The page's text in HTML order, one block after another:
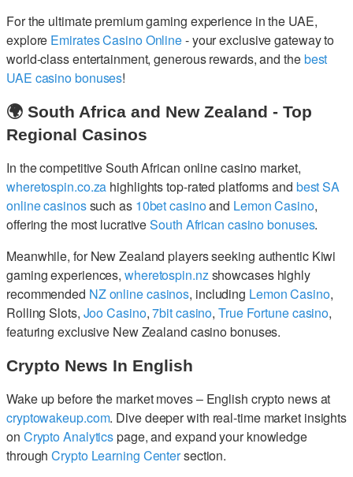
For the ultimate premium gaming experience in the UAE,
explore Emirates Casino Online- your exclusive gateway to
world-class entertainment, generous rewards, and thebest
UAE casino bonuses!
🌍 South Africa and New Zealand - Top
Regional Casinos
In the competitive South African online casino market,
wheretospin.co.za highlights top-rated platforms and best SA
online casinossuch as 10bet casinoand Lemon Casino,
offering the most lucrativeSouth African casino bonuses.
Meanwhile, for New Zealand players seeking authentic Kiwi
gaming experiences, wheretospin.nzshowcases highly
recommended NZ online casinos, including Lemon Casino,
Rolling Slots, Joo Casino,7bit casino,True Fortune casino,
featuring exclusive New Zealand casino bonuses.
Crypto News In English
Wake up before the market moves – English crypto news at
cryptowakeup.com. Dive deeper with real-time market insights
on Crypto Analyticspage, and expand your knowledge
throughCrypto Learning Centersection.